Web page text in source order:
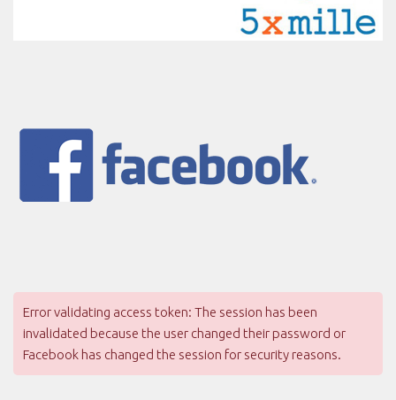
Error validating access token: The session has been
invalidated because the user changed their password or
Facebook has changed the session for security reasons.